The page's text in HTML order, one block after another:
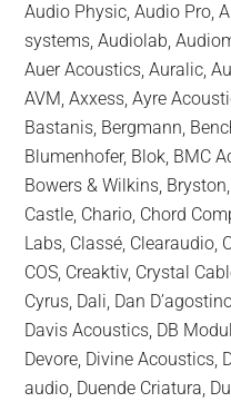
Audio Physic, Audio Pro,
systems, Audiolab,
Auer Acoustics, Auralic,
AVM, Axxess, Ayre
Bastanis, Bergmann,
Blumenhofer, Blok, BMC
Bowers & Wilkins,
Castle, Chario, Chord
Labs, Classé, Clearaudio,
COS, Creaktiv, Crystal
Cyrus, Dali, Dan
Davis Acoustics, DB
Devore, Divine Acoustics,
audio, Duende Criatura,